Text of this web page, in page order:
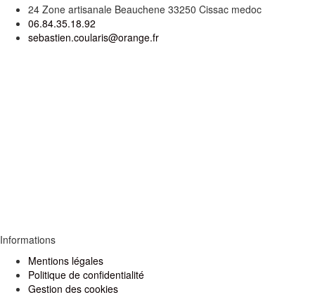
24 Zone artisanale Beauchene 33250 Cissac medoc
06.84.35.18.92
sebastien.coularis@orange.fr
Informations
Mentions légales
Politique de confidentialité
Gestion des cookies